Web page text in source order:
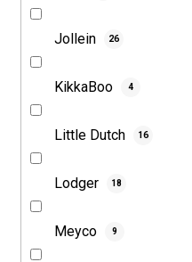
Jollein 26
KikkaBoo 4
Little Dutch 16
Lodger 18
Meyco 9